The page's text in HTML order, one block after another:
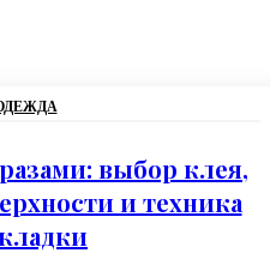
выбор клея,
и техника